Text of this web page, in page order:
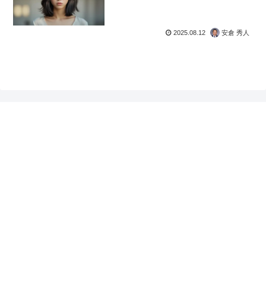
2025.08.12 安倉 秀人